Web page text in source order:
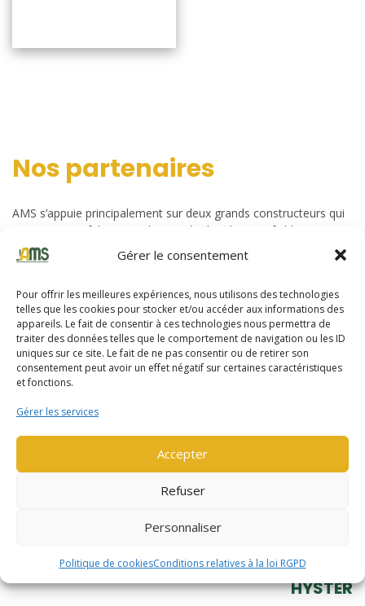
Gérer le consentement
Pour offrir les meilleures expériences, nous utilisons des technologies
telles que les cookies pour stocker et/ou accéder aux informations des
appareils. Le fait de consentir à ces technologies nous permettra de
traiter des données telles que le comportement de navigation ou les ID
uniques sur ce site. Le fait de ne pas consentir ou de retirer son
consentement peut avoir un effet négatif sur certaines caractéristiques
et fonctions.
Gérer les services
Accepter
Refuser
Personnaliser
Politique de cookiesConditions relatives à la loi RGPD
Nos partenaires
AMS s’appuie principalement sur deux grands constructeurs qui
conçoivent et fabriquent des matériels robustes, fiables,
productifs et techniquement aboutis.
Yale
HYSTER